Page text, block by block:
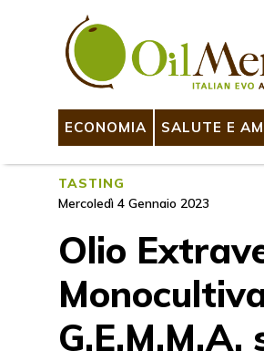
ECONOMIA SALUTE E
TASTING
Mercoledì 4 Gennaio 2023
Olio
G.E.M.M.A.